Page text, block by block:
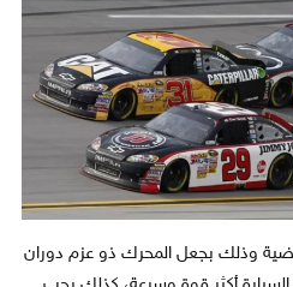
وذلك بجعل المحرك ذو عزم دوران